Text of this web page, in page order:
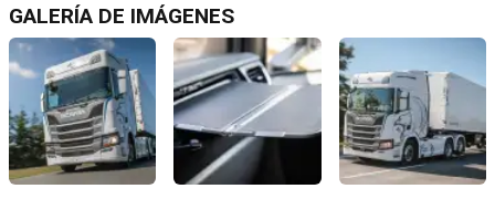
GALERÍA DE IMÁGENES